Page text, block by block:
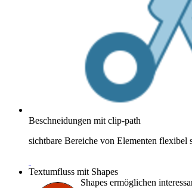
Beschneidungen mit clip-path
sichtbare Bereiche von Elementen flexibel
Textumfluss mit Shapes
Shapes ermöglichen